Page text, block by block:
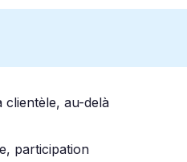
clientèle, au-delà
participation